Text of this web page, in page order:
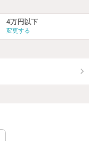
4万円以下
変更する